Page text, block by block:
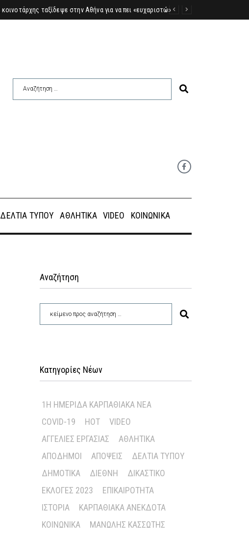
ΔΕΛΤΊΑ ΤΎΠΟΥ ΑΘΛΗΤΙΚΆ VIDEO ΚΟΙΝΩΝΙΚΆ
Αναζήτηση
Κατηγορίες Νέων
1Η ΗΜΕΡΊΔΑ ΚΑΡΠΑΘΙΑΚΆ ΝΈΑ
COVID-19
HOT
VIDEO
ΑΓΓΕΛΊΕΣ ΕΡΓΑΣΊΑΣ
ΑΘΛΗΤΙΚΆ
ΑΠΌΔΗΜΟΙ
ΑΠΌΨΕΙΣ
ΔΕΛΤΊΑ ΤΎΠΟΥ
ΔΗΜΟΤΙΚΆ
ΔΙΕΘΝΉ
ΔΙΚΑΣΤΙΚΌ
ΕΚΛΟΓΈΣ 2023
ΕΠΙΚΑΙΡΌΤΗΤΑ
ΙΣΤΟΡΊΑ
ΚΑΡΠΑΘΙΑΚΆ ΑΝΈΚΔΟΤΑ
ΚΟΙΝΩΝΙΚΆ
ΜΑΝΏΛΗΣ ΚΑΣΣΏΤΗΣ